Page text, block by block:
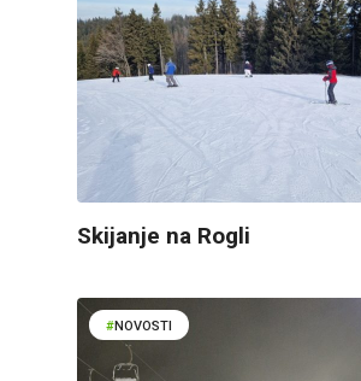
Skijanje na Rogli
NOVOSTI